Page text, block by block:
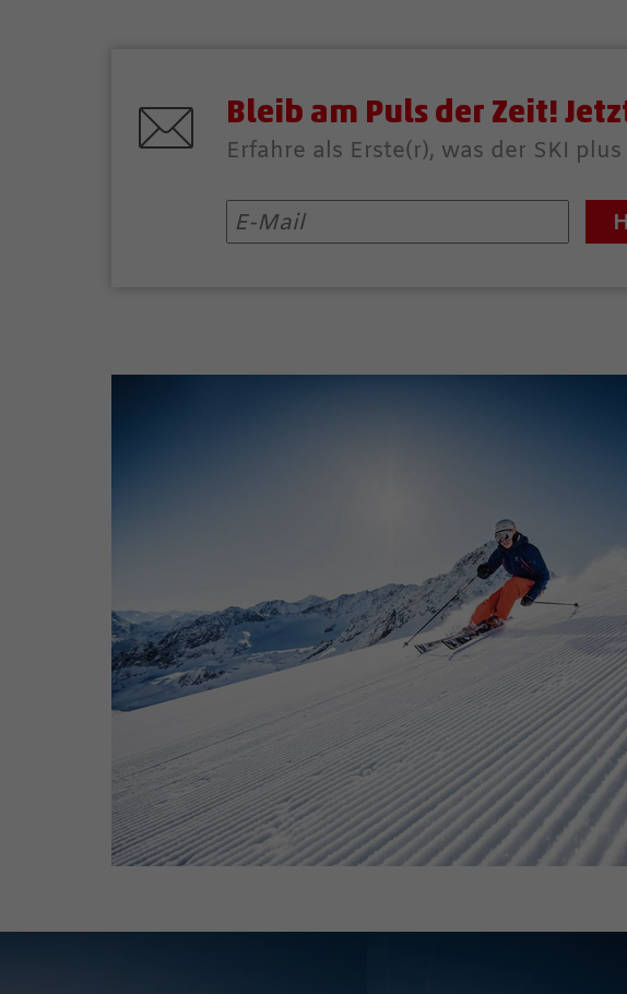
Bleib am Puls der Zeit!
Erfahre als Erste(r), was der SKI